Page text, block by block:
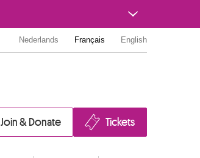
Nederlands Français English
Join & Donate Tickets